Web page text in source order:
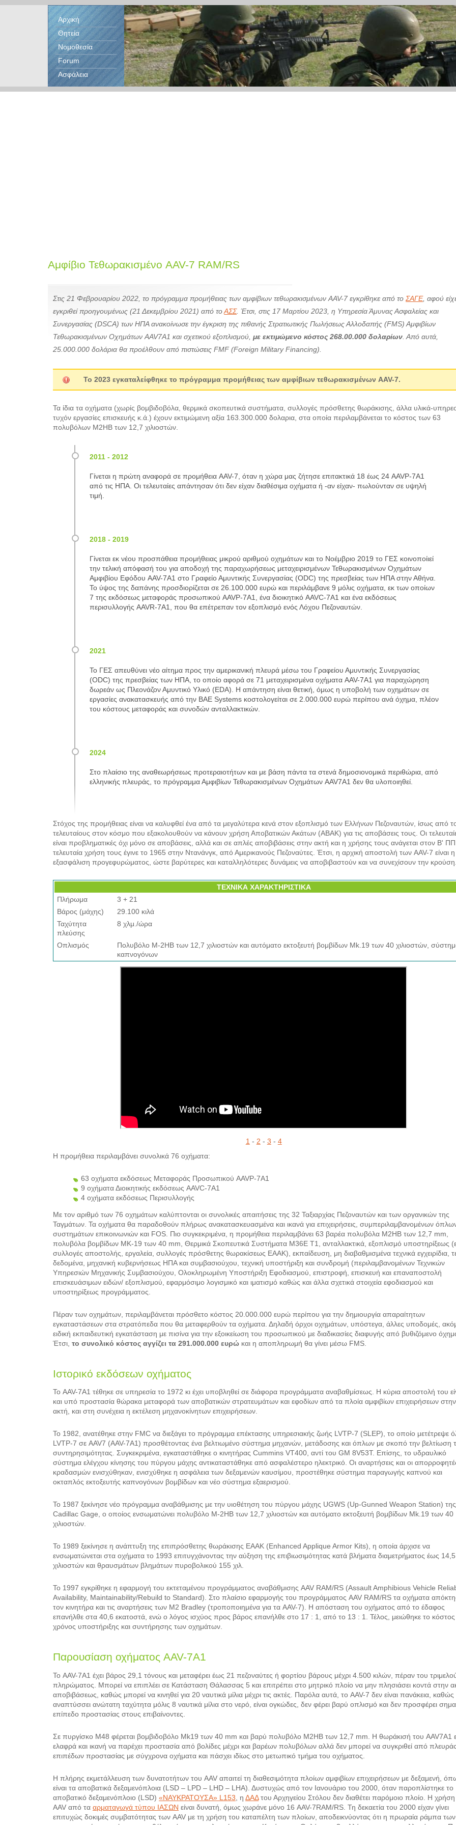
Αρχική
Θητεία
Νομοθεσία
Forum
Ασφάλεια
Αμφίβιο Τεθωρακισμένο AAV-7 RAM/RS
Στις 21 Φεβρουαρίου 2022, το πρόγραμμα προμήθειας των αμφίβιων τεθωρακισμένων AAV-7 εγκρίθηκε από τοΣΑΓΕ, αφού
εγκριθεί προηγουμένως (21 Δεκεμβρίου 2021) από τοΑΣΣ. Έτσι, στις 17 Μαρτίου 2023, η Υπηρεσία Άμυνας Ασφαλείας και
Συνεργασίας (DSCA) των ΗΠΑ ανακοίνωσε την έγκριση της πιθανής Στρατιωτικής Πωλήσεως Αλλοδαπής (FMS) Αμφιβίων
Τεθωρακισμένων Οχημάτων AAV7A1 και σχετικού εξοπλισμού,με εκτιμώμενο κόστος 268.00.000 δολαρίων . Από αυτά,
25.000.000 δολάρια θα προέλθουν από πιστώσεις FMF (Foreign Military Financing).
Το 2023 εγκαταλείφθηκε το πρόγραμμα προμήθειας των αμφίβιων τεθωρακισμένων AAV-7.
Τα ίδια τα οχήματα (χωρίς βομβιδοβόλα, θερμικά σκοπευτικά συστήματα, συλλογές πρόσθετης θωράκισης, άλλα υλικά-
τυχόν εργασίες επισκευής κ.ά.) έχουν εκτιμώμενη αξία 163.300.000 δολαρια, στα οποία περιλαμβάνεται το κόστος των 63
πολυβόλων M2HB των 12,7 χιλιοστών.
Γίνεται η πρώτη αναφορά σε προμήθεια AAV-7, όταν η χώρα μας ζήτησε επιτακτικά 18 έως 24 AAVP-7A1
από τις ΗΠΑ. Οι τελευταίες απάντησαν ότι δεν είχαν διαθέσιμα οχήματα ή -αν είχαν- πωλούνταν σε υψηλή
τιμή.
Γίνεται εκ νέου προσπάθεια προμήθειας μικρού αριθμού οχημάτων και το Νοέμβριο 2019 το ΓΕΣ κοινοποίιεί
την τελική απόφασή του για αποδοχή της παραχωρήσεως μεταχειρισμένων Τεθωρακισμένων Οχημάτων
Αμφιβίου Εφόδου AAV-7A1 στο Γραφείο Αμυντικής Συνεργασίας (ODC) της πρεσβείας των ΗΠΑ στην Αθήνα.
Το ύψος της δαπάνης προσδιορίζεται σε 26.100.000 ευρώ και περιλάμβανε 9 μόλις οχήματα, εκ των οποίων
7 της εκδόσεως μεταφοράς προσωπικού AAVP-7A1, ένα διοικητικό AAVC-7A1 και ένα εκδόσεως
περισυλλογής AAVR-7A1, που θα επέτρεπαν τον εξοπλισμό ενός Λόχου Πεζοναυτών.
Το ΓΕΣ απευθύνει νέο αίτημα προς την αμερικανική πλευρά μέσω του Γραφείου Αμυντικής Συνεργασίας
(ODC) της πρεσβείας των ΗΠΑ, το οποίο αφορά σε 71 μεταχειρισμένα οχήματα AAV-7A1 για παραχώρηση
δωρεάν ως Πλεονάζον Αμυντικό Υλικό (EDA). Η απάντηση είναι θετική, όμως η υποβολή των οχημάτων σε
εργασίες ανακατασκευής από την BAE Systems κοστολογείται σε 2.000.000 ευρώ περίπου ανά όχημα, πλέον
του κόστους μεταφοράς και συνοδών ανταλλακτικών.
Στο πλαίσιο της αναθεωρήσεως προτεραιοτήτων και με βάση πάντα τα στενά δημοσιονομικά περιθώρια, από
ελληνικής πλευράς, το πρόγραμμα Αμφιβίων Τεθωρακισμένων Οχημάτων AAV7A1 δεν θα υλοποιηθεί.
Στόχος της προμήθειας είναι να καλυφθεί ένα από τα μεγαλύτερα κενά στον εξοπλισμό των Ελλήνων Πεζοναυτών, ίσως από
τελευταίους στον κόσμο που εξακολουθούν να κάνουν χρήση Αποβατικών Ακάτων (ΑΒΑΚ) για τις αποβάσεις τους. Οι
είναι προβληματικές όχι μόνο σε αποβάσεις, αλλά και σε απλές αποβιβάσεις στην ακτή και η χρήσης τους ανάγεται στον Β'
τελευταία χρήση τους έγινε το 1965 στην Ντανάνγκ, από Αμερικανούς Πεζοναύτες. Έτσι, η αρχική αποστολή των AAV-7 είναι η
εξασφάλιση προγεφυρώματος, ώστε βαρύτερες και καταλληλότερες δυνάμεις να αποβιβαστούν και να συνεχίσουν την
ΤΕΧΝΙΚΑ ΧΑΡΑΚΤΗΡΙΣΤΙΚΑ
Πλήρωμα
3 + 21
Βάρος (μάχης)
29.100 κιλά
Ταχύτητα
πλεύσης
8 χλμ./ώρα
Οπλισμός
Πολυβόλο M-2HB των 12,7 χιλιοστών και αυτόματο εκτοξευτή βομβίδων Mk.19 των 40 χιλιοστών,
καπνογόνων
1 - 2 - 3 - 4
Η προμήθεια περιλαμβάνει συνολικά 76 οχήματα:
63 οχήματα εκδόσεως Μεταφοράς Προσωπικού AAVP-7A1
9 οχήματα Διοικητικής εκδόσεως AAVC-7A1
4 οχήματα εκδόσεως Περισυλλογής
Με τον αριθμό των 76 οχημάτων καλύπτονται οι συνολικές απαιτήσεις της 32 Ταξιαρχίας Πεζοναυτών και των οργανικών της
Ταγμάτων. Τα οχήματα θα παραδοθούν πλήρως ανακατασκευασμένα και ικανά για επιχειρήσεις, συμπεριλαμβανομένων
συστημάτων επικοινωνιών και FOS. Πιο συγκεκριμένα, η προμήθεια περιλαμβάνει 63 βαρέα πολυβόλα Μ2ΗΒ των 12,7 mm,
πολυβόλα βομβίδων MK-19 των 40 mm, Θερμικά Σκοπευτικά Συστήματα Μ36Ε Τ1, ανταλλακτικά, εξοπλισμό υποστηρίξεως
συλλογές αποστολής, εργαλεία, συλλογές πρόσθετης θωρακίσεως ΕΑΑΚ), εκπαίδευση, μη διαβαθμισμένα τεχνικά εγχειρίδια,
δεδομένα, μηχανική κυβερνήσεως ΗΠΑ και συμβασιούχου, τεχνική υποστήριξη και συνδρομή (περιλαμβανομένων Τεχνικών
Υπηρεσιών Μηχανικής Συμβασιούχου, Ολοκληρωμένη Υποστήριξη Εφοδιασμού, επιστροφή, επισκευή και επαναποστολή
επισκευάσιμων ειδών/ εξοπλισμού, εφαρμόσιμο λογισμικό και ιματισμό καθώς και άλλα σχετικά στοιχεία εφοδιασμού και
υποστηρίξεως προγράμματος.
Πέραν των οχημάτων, περιλαμβάνεται πρόσθετο κόστος 20.000.000 ευρώ περίπου για την δημιουργία απαραίτητων
εγκαταστάσεων στα στρατόπεδα που θα μεταφερθούν τα οχήματα. Δηλαδή όρχοι οχημάτων, υπόστεγα, άλλες υποδομές,
ειδική εκπαιδευτική εγκατάσταση με πισίνα για την εξοικείωση του προσωπικού με διαδικασίες διαφυγής από βυθιζόμενο
Έτσι,το συνολικό κόστος αγγίζει τα 291.000.000 ευρώ και η αποπληρωμή θα γίνει μέσω FMS.
Ιστορικό εκδόσεων οχήματος
Το AAV-7A1 τέθηκε σε υπηρεσία το 1972 κι έχει υποβληθεί σε διάφορα προγράμματα αναβαθμίσεως. Η κύρια αποστολή του
και υπό προστασία θώρακα μεταφορά των αποβατικών στρατευμάτων και εφοδίων από τα πλοία αμφιβίων επιχειρήσεων στην
ακτή, και στη συνέχεια η εκτέλεση μηχανοκίνητων επιχειρήσεων.
Το 1982, ανατέθηκε στην FMC να διεξάγει το πρόγραμμα επέκτασης υπηρεσιακής ζωής LVTP-7 (SLEP), το οποίο μετέτρεψε
LVTP-7 σε AAV7 (AAV-7A1) προσθέτοντας ένα βελτιωμένο σύστημα μηχανών, μετάδοσης και όπλων με σκοπό την βελτίωση
συντηρησιμότητας. Συγκεκριμένα, εγκαταστάθηκε ο κινητήρας Cummins VT400, αντί του GM 8V53T. Επίσης, το υδραυλικό
σύστημα ελέγχου κίνησης του πύργου μάχης αντικαταστάθηκε από ασφαλέστερο ηλεκτρικό. Οι αναρτήσεις και οι
κραδασμών ενισχύθηκαν, ενισχύθηκε η ασφάλεια των δεξαμενών καυσίμου, προστέθηκε σύστημα παραγωγής καπνού και
οκταπλός εκτοξευτής καπνογόνων βομβίδων και νέο σύστημα εξαερισμού.
Το 1987 ξεκίνησε νέο πρόγραμμα αναβάθμισης με την υιοθέτηση του πύργου μάχης UGWS (Up-Gunned Weapon Station) της
Cadillac Gage, ο οποίος ενσωματώνει πολυβόλο M-2HB των 12,7 χιλιοστών και αυτόματο εκτοξευτή βομβίδων Mk.19 των 40
χιλιοστών.
Το 1989 ξεκίνησε η ανάπτυξη της επιπρόσθετης θωράκισης EAAK (Enhanced Applique Armor Kits), η οποία άρχισε να
ενσωματώνεται στα οχήματα το 1993 επιτυγχάνοντας την αύξηση της επιβιωσιμότητας κατά βλήματα διαμετρήματος έως 14,5
χιλιοστών και θραυσμάτων βλημάτων πυροβολικού 155 χιλ.
Το 1997 εγκρίθηκε η εφαρμογή του εκτεταμένου προγράμματος αναβάθμισης AAV RAM/RS (Assault Amphibious Vehicle
Availability, Maintainability/Rebuild to Standard). Στο πλαίσιο εφαρμογής του προγράμματος AAV RAM/RS τα οχήματα
τον κινητήρα και τις αναρτήσεις των M2 Bradley (τροποποιημένα για τα AAV-7). Η απόσταση του οχήματος από το έδαφος
επανήλθε στα 40,6 εκατοστά, ενώ ο λόγος ισχύος προς βάρος επανήλθε στο 17 : 1, από το 13 : 1. Τέλος, μειώθηκε το κόστος
χρόνος υποστήριξης και συντήρησης των οχημάτων.
Παρουσίαση οχήματος AAV-7A1
Το AAV-7A1 έχει βάρος 29,1 τόνους και μεταφέρει έως 21 πεζοναύτες ή φορτίου βάρους μέχρι 4.500 κιλών, πέραν του
πληρώματος. Μπορεί να επιπλέει σε Κατάσταση Θάλασσας 5 και επιτρέπει στο μητρικό πλοίο να μην πλησιάσει κοντά στην
αποβιβάσεως, καθώς μπορεί να κινηθεί για 20 ναυτικά μίλια μέχρι τις ακτές. Παρόλα αυτά, το AAV-7 δεν είναι πανάκεια, καθώς
αναπτύσσει ανώτατη ταχύτητα μόλις 8 ναυτικά μίλια στο νερό, είναι ογκώδες, δεν φέρει βαρύ οπλισμό και δεν προσφέρει
επίπεδο προστασίας στους επιβαίνοντες.
Σε πυργίσκο Μ48 φέρεται βομβιδοβόλο Mk19 των 40 mm και βαρύ πολυβόλο Μ2ΗΒ των 12,7 mm. Η θωράκισή του AAV7A1
ελαφρά και ικανή να παρέχει προστασία από βολίδες μέχρι και βαρέων πολυβόλων αλλά δεν μπορεί να συγκριθεί από
επιπέδων προστασίας με σύγχρονα οχήματα και πάσχει ιδίως στο μετωπικό τμήμα του οχήματος.
Η πλήρης εκμετάλλευση των δυνατοτήτων του AAV απαιτεί τη διαθεσιμότητα πλοίων αμφιβίων επιχειρήσεων με δεξαμενή,
είναι τα αποβατικά δεξαμενόπλοια (LSD – LPD – LHD – LHA). Δυστυχώς από τον Ιανουάριο του 2000, όταν παροπλίστηκε το
αποβατικό δεξαμενόπλοιο (LSD)«ΝΑΥΚΡΑΤΟΥΣΑ» L153 , ηΔΑΔτου Αρχηγείου Στόλου δεν διαθέτει παρόμοιο πλοίο. Η
AAV από τααρματαγωγά τύπου ΙΑΣΩΝ είναι δυνατή, όμως χωράνε μόνο 16 AAV-7RAM/RS. Τη δεκαετία του 2000 είχαν γίνει
επιτυχώς δοκιμές συμβατότητας των AAV με τη χρήση του καταπέλτη των πλοίων, αποδεικνύοντας ότι η πρωραία ράμπα των